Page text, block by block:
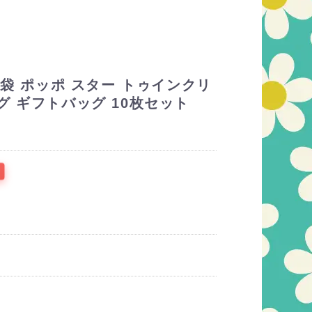
ポッポ スター トゥインクリ
ギフトバッグ 10枚セット